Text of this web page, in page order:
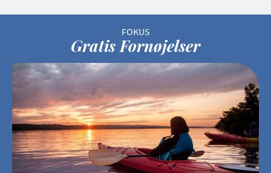
Gratis Fornøjelser